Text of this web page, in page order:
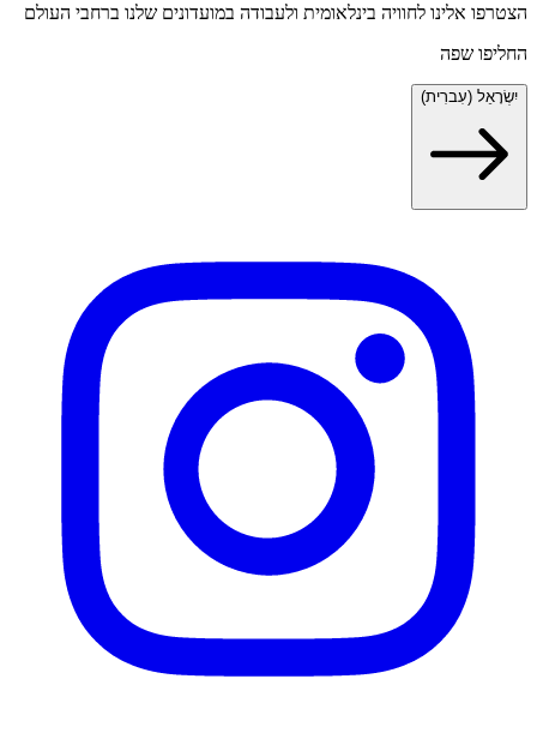
הצטרפו אלינו לחוויה בינלאומית ולעבודה במועדונים שלנו ברחבי העולם
החליפו שפה
יִשְׂרָאֵל (עִברִית)